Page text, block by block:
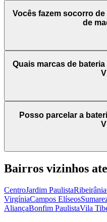
Vocês fazem socorro
de
Quais marcas de
Posso parcelar a
Bairros vizinhos
CentroJardim PaulistaRibeirânia
VirgíniaCampos Elíseos
AliançaBonfim PaulistaVila